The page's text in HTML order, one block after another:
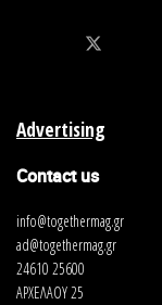
Advertising
Contact us
info@togethermag.gr
ad@togethermag.gr
24610 25600
ΑΡΧΕΛΑΟΥ 25